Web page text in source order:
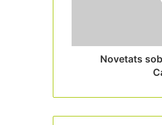
Novetats